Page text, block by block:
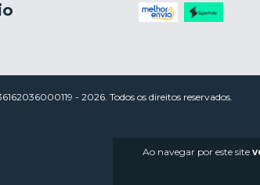
Ao navegar por este site
- 2026. Todos os direitos reservados.